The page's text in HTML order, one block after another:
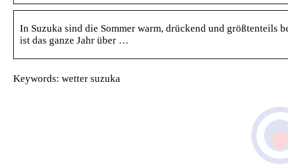
In Suzuka sind die Sommer warm, drückend und größtenteils
ist das ganze Jahr über …
Keywords: wetter suzuka